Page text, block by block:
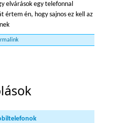
elvárások egy telefonnal
értem én, hogy sajnos ez kell az